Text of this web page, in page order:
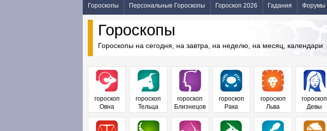
Гороскопы Персональные Гороскопы Гороскоп 2026 Гадания Форумы
Гороскопы
Гороскопы на сегодня, на завтра, на неделю, на месяц, календари
гороскоп
Овна
гороскоп
Тельца
гороскоп
Близнецов
гороскоп
Рака
гороскоп
Льва
гороскоп
Девы